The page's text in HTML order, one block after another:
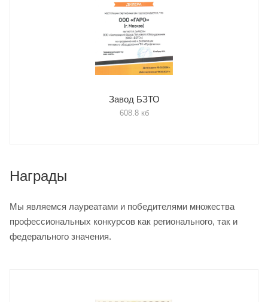
Завод БЗТО
608.8 кб
Награды
Мы являемся лауреатами и победителями множества
профессиональных конкурсов как регионального, так и
федерального значения.